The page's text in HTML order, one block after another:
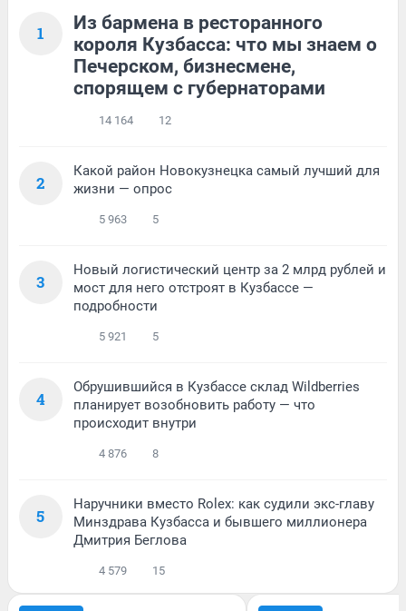
1
Из бармена в ресторанного
короля Кузбасса: что мы знаем о
Печерском, бизнесмене,
спорящем с губернаторами
14 164 12
2
Какой район Новокузнецка самый лучший для
жизни — опрос
5 963 5
3
Новый логистический центр за 2 млрд рублей и
мост для него отстроят в Кузбассе —
подробности
5 921 5
4
Обрушившийся в Кузбассе склад Wildberries
планирует возобновить работу — что
происходит внутри
4 876 8
5
Наручники вместо Rolex: как судили экс-главу
Минздрава Кузбасса и бывшего миллионера
Дмитрия Беглова
4 579 15